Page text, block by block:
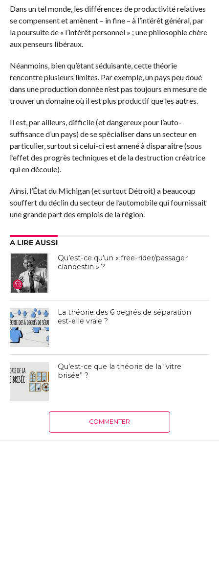
Dans un tel monde, les différences de productivité relatives
se compensent et amènent – in fine – à l’intérêt général, par
la poursuite de « l’intérêt personnel » ; une philosophie chère
aux penseurs libéraux.
Néanmoins, bien qu’étant séduisante, cette théorie
rencontre plusieurs limites. Par exemple, un pays peu doué
dans une production donnée n’est pas toujours en mesure de
trouver un domaine où il est plus productif que les autres.
Il est, par ailleurs, difficile (et dangereux pour l’auto-
suffisance d’un pays) de se spécialiser dans un secteur en
particulier, surtout si celui-ci est amené à disparaître (sous
l’effet des progrès techniques et de la destruction créatrice
qui en découle).
Ainsi, l’État du Michigan (et surtout Détroit) a beaucoup
souffert du déclin du secteur de l’automobile qui fournissait
une grande part des emplois de la région.
A LIRE AUSSI
Qu’est-ce qu’un « free-rider/passager
clandestin » ?
La théorie des 6 degrés de séparation
est-elle vraie ?
Qu’est-ce que la théorie de la “vitre
brisée” ?
COMMENTER